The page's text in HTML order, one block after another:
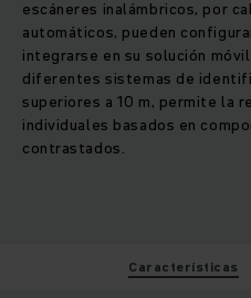
escáneres inalámbricos, por
automáticos, pueden
integrarse en su solución
diferentes sistemas de
superiores a 10 m, permite la
individuales basados en
contrastados.
Características